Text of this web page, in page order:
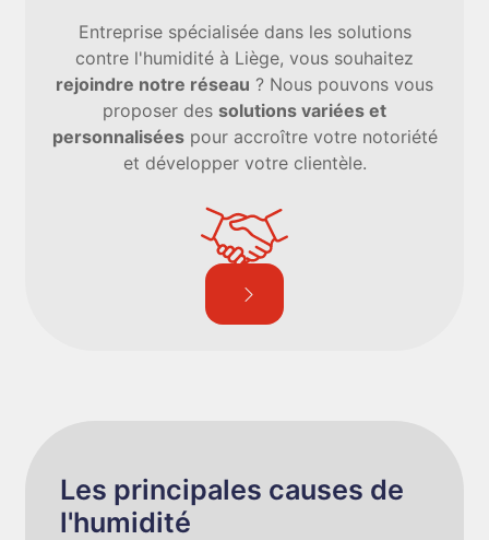
Entreprise spécialisée dans les solutions
contre l'humidité à Liège, vous souhaitez
rejoindre notre réseau ? Nous pouvons vous
proposer des solutions variées et
personnaliséespour accroître votre notoriété
et développer votre clientèle.
Les principales causes de
l'humidité